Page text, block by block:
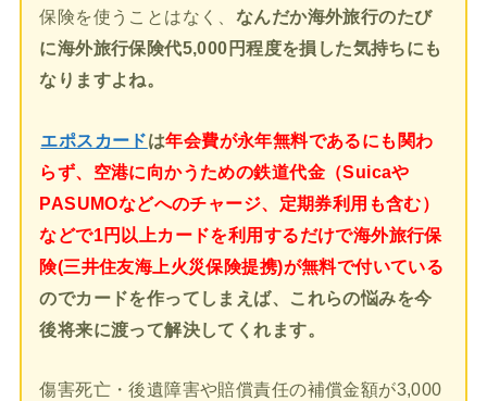
保険を使うことはなく、 なんだか海外旅行のたび
に海外旅行保険代5,000円程度を損した気持ちにも
なりますよね。
エポスカードは年会費が永年無料であるにも関わ
らず、空港に向かうための鉄道代金（Suicaや
PASUMOなどへのチャージ、定期券利用も含む）
などで1円以上カードを利用するだけで海外旅行保
険(三井住友海上火災保険提携)が無料で付いている
のでカードを作ってしまえば、これらの悩みを今
後将来に渡って解決してくれます。
傷害死亡・後遺障害や賠償責任の補償金額が3,000